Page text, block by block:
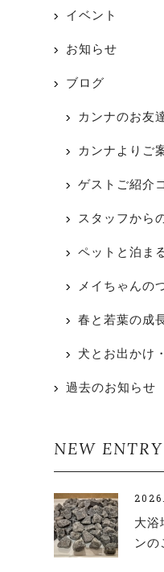
イベント
お知らせ
ブログ
カンナのお友
カンナよりご
ゲストご紹介
スタッフから
ペットと泊ま
メイちゃんの
春と若葉の成
犬とお出かけ
過去のお知らせ
NEW ENTRY
大浴
ンの